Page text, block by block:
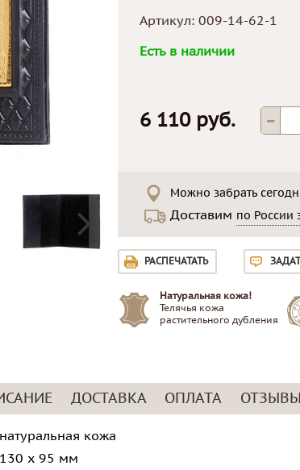
Артикул: 009-14-62-1
Есть в наличии
6 110 руб.
Можно забрать
Доставим по России
РАСПЕЧАТАТЬ
Натуральная кожа!
Телячья кожа
растительного дубления
ДОСТАВКА ОПЛАТА
натуральная кожа
130 х 95 мм